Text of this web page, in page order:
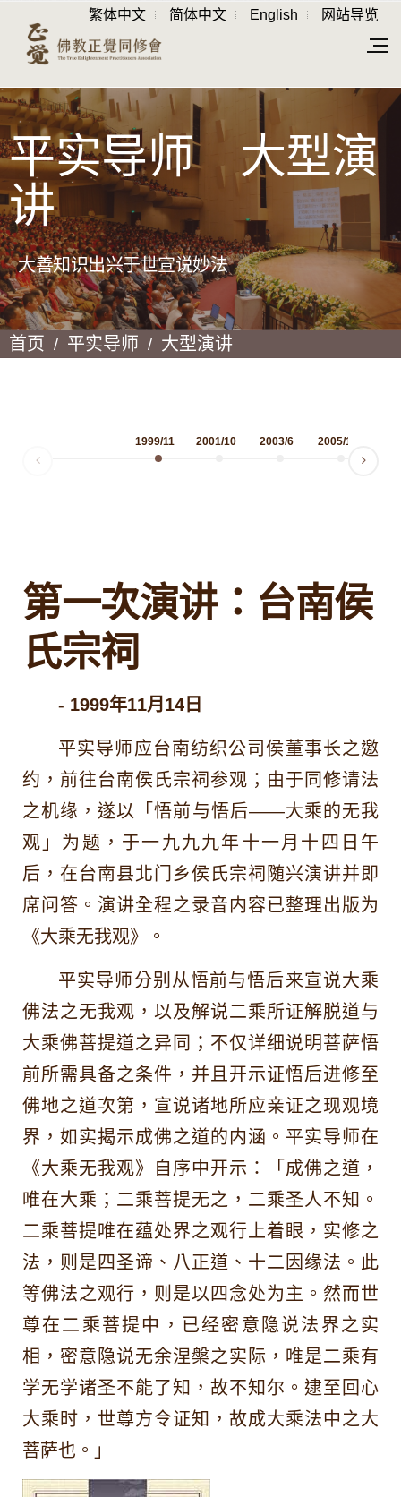
繁体中文 简体中文 English 网站导览
平实导师 大型演
讲
大善知识出兴于世宣说妙法
首页 平实导师 大型演讲
1999/11 2001/10 2003/6 2005/10
第一次演讲：台南侯
氏宗祠
- 1999年11月14日
平实导师应台南纺织公司侯董事长之邀
约，前往台南侯氏宗祠参观；由于同修请法
之机缘，遂以「悟前与悟后——大乘的无我
观」为题，于一九九九年十一月十四日午
后，在台南县北门乡侯氏宗祠随兴演讲并即
席问答。演讲全程之录音内容已整理出版为
《大乘无我观》。
平实导师分别从悟前与悟后来宣说大乘
佛法之无我观，以及解说二乘所证解脱道与
大乘佛菩提道之异同；不仅详细说明菩萨悟
前所需具备之条件，并且开示证悟后进修至
佛地之道次第，宣说诸地所应亲证之现观境
界，如实揭示成佛之道的内涵。平实导师在
《大乘无我观》自序中开示：「成佛之道，
唯在大乘；二乘菩提无之，二乘圣人不知。
二乘菩提唯在蕴处界之观行上着眼，实修之
法，则是四圣谛、八正道、十二因缘法。此
等佛法之观行，则是以四念处为主。然而世
尊在二乘菩提中，已经密意隐说法界之实
相，密意隐说无余涅槃之实际，唯是二乘有
学无学诸圣不能了知，故不知尔。逮至回心
大乘时，世尊方令证知，故成大乘法中之大
菩萨也。」